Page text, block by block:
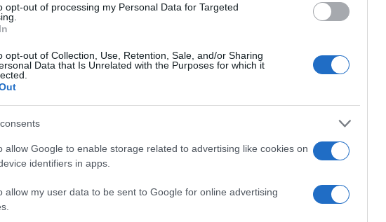
opt-out of processing my Personal Data for Targeted
opt-out of Collection, Use, Retention, Sale, and/or Sharing
Data that Is Unrelated with the Purposes for which it
allow Google to enable storage related to advertising like cookies on
identifiers in apps.
allow my user data to be sent to Google for online advertising
μέτρων της καραντίνας τα οποία ισχύουν από τις 27
Π.Ε. Κοζάνης, μετά την επιβεβαίωση κρούσματος ευλογιάς
κτηνοτροφική μονάδα της Πτελέας, αναμένεται να
αρμόδιες υπηρεσίες τις επόμενες ώρες, σύμφωνα με
«Π».